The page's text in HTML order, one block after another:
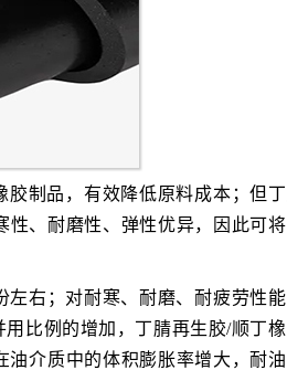
胶制品，有效降低原料成本；但
、耐磨性、弹性优异，因此可
左右；对耐寒、耐磨、耐疲劳性
比例的增加，丁腈再生胶/顺丁
油介质中的体积膨胀率增大，耐